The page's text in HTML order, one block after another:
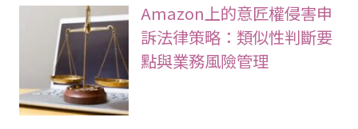
Amazon上的意匠權侵害申
訴法律策略：類似性判斷要
點與業務風險管理